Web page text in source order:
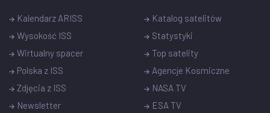
Kalendarz ARISS
Wysokość ISS
Wirtualny spacer
Polska z ISS
Zdjęcia z ISS
Newsletter
Katalog satelitów
Statystyki
Top satelity
Agencje Kosmiczne
NASA TV
ESA TV